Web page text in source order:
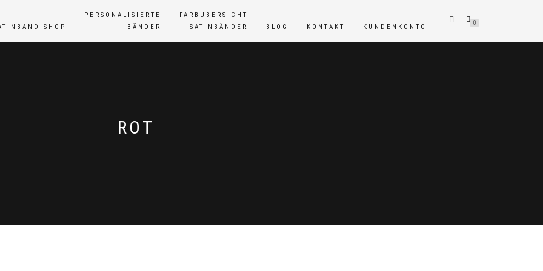
SHOP
PERSONALISIERTE
BÄNDER
FARBÜBERSICHT
SATINBÄNDER
BLOG KONTAKT KUNDENKONTO
0
ROT